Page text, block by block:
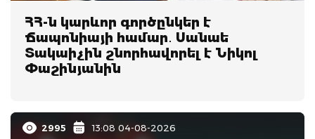
ՀՀ-ն կարևոր գործընկեր է
Ճապոնիայի համար․ Սանաե
Տակաիչին շնորհավորել է Նիկոլ
Փաշինյանին
2995 13:08 04-08-2026